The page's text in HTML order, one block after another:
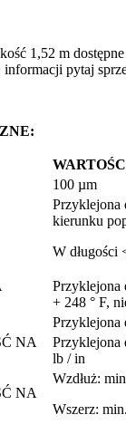
1,52 m
informacji pytaj
100 µm
Przyklejona
kierunku
W długości
Przyklejona
+ 248 ° F,
Przyklejona
NA
Przyklejona
lb / in
NA
Wzdłuż:
Wszerz: